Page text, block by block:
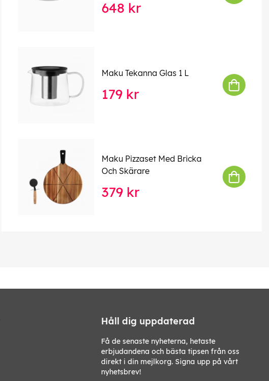
648 kr
Maku Tekanna Glas 1 L
179 kr
Maku Pizzaset Med Bricka
Och Skärare
379 kr
Håll dig uppdaterad
Få de senaste nyheterna, hetaste
erbjudandena och bästa tipsen från oss
direkt i din mejlkorg. Signa upp på vårt
nyhetsbrev!